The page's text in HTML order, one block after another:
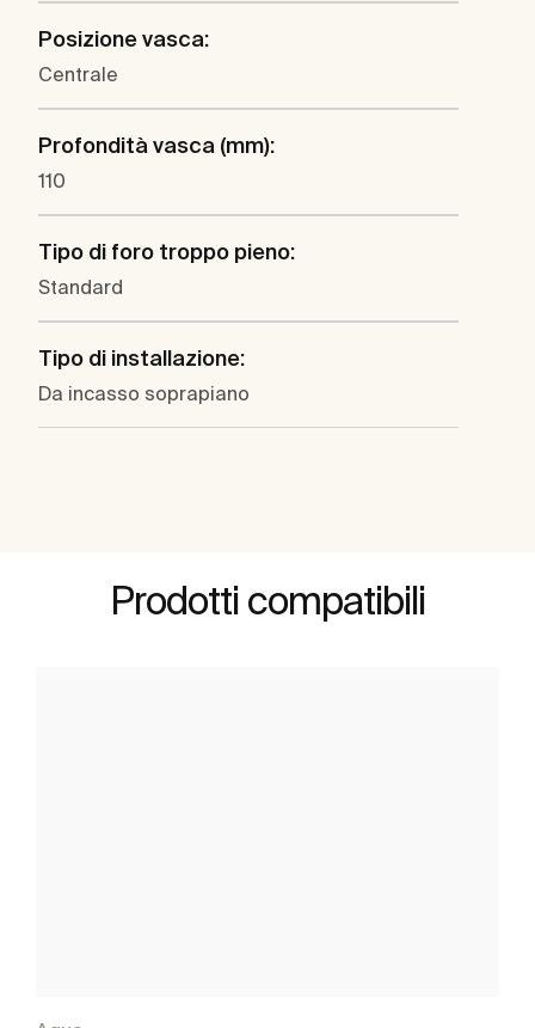
Posizione vasca:
Centrale
Profondità vasca (mm):
110
Tipo di foro troppo pieno:
Standard
Tipo di installazione:
Da incasso soprapiano
Prodotti compatibili